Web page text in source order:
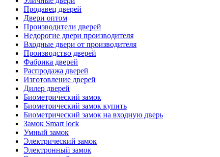
Продавец дверей
Двери оптом
Производители дверей
Недорогие двери производителя
Входные двери от производителя
Производство дверей
Фабрика дверей
Распродажа дверей
Изготовление дверей
Дилер дверей
Биометрический замок
Биометрический замок купить
Биометрический замок на входную дверь
Замок Smart lock
Умный замок
Электрический замок
Электронный замок